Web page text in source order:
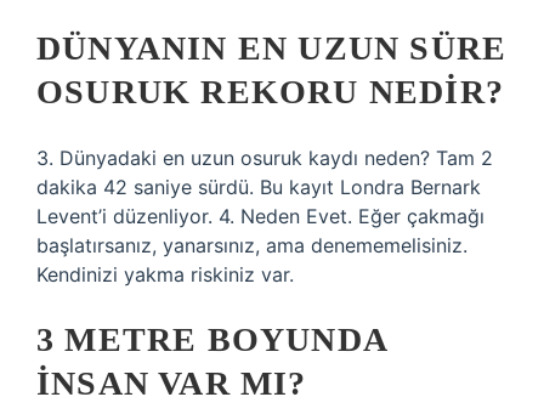
DÜNYANIN EN UZUN SÜRE
OSURUK REKORU NEDIR?
3. Dünyadaki en uzun osuruk kaydı neden? Tam 2
dakika 42 saniye sürdü. Bu kayıt Londra Bernark
Levent’i düzenliyor. 4. Neden Evet. Eğer çakmağı
başlatırsanız, yanarsınız, ama denememelisiniz.
Kendinizi yakma riskiniz var.
3 METRE BOYUNDA
INSAN VAR MI?